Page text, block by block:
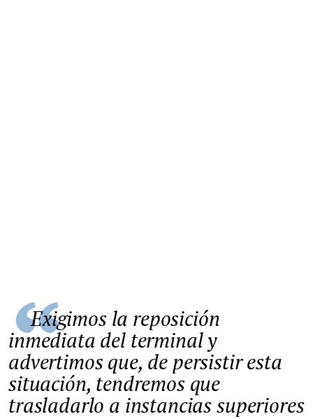
Exigimos la reposición
inmediata del terminal y
advertimos que, de persistir esta
situación, tendremos que
trasladarlo a instancias superiores